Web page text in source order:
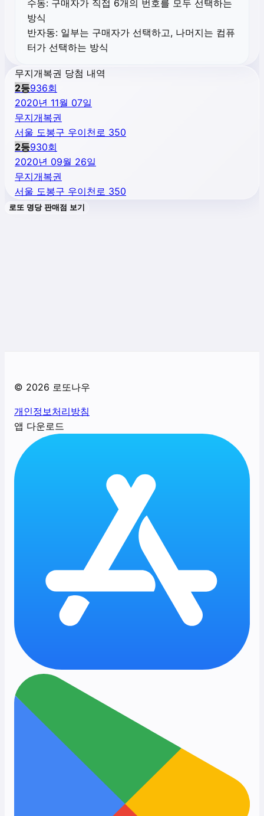
수동: 구매자가 직접 6개의 번호를 모두 선택하는
방식
반자동: 일부는 구매자가 선택하고, 나머지는 컴퓨
터가 선택하는 방식
무지개복권 당첨 내역
2등936회
2020년 11월 07일
무지개복권
서울 도봉구 우이천로 350
2등930회
2020년 09월 26일
무지개복권
서울 도봉구 우이천로 350
로또 명당 판매점 보기
© 2026 로또나우
개인정보처리방침
앱 다운로드